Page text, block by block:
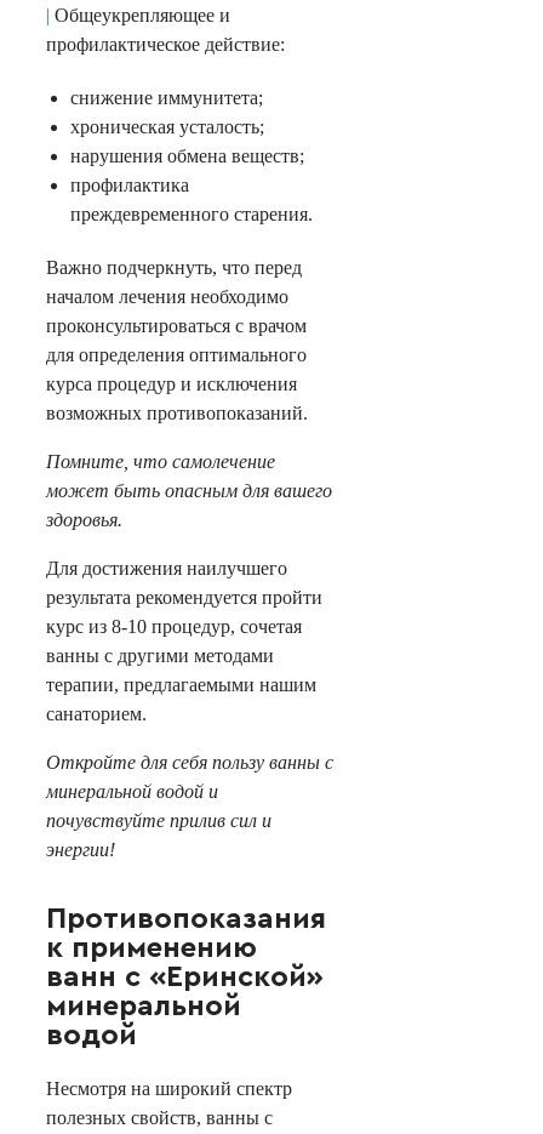
| Общеукрепляющее и
профилактическое действие:
снижение иммунитета;
хроническая усталость;
нарушения обмена веществ;
профилактика
преждевременного старения.
Важно подчеркнуть, что перед
началом лечения необходимо
проконсультироваться с врачом
для определения оптимального
курса процедур и исключения
возможных противопоказаний.
Помните, что самолечение
может быть опасным для вашего
здоровья.
Для достижения наилучшего
результата рекомендуется пройти
курс из 8-10 процедур, сочетая
ванны с другими методами
терапии, предлагаемыми нашим
санаторием.
Откройте для себя пользу ванны с
минеральной водой и
почувствуйте прилив сил и
энергии!
Противопоказания
к применению
ванн с «Еринской»
минеральной
водой
Несмотря на широкий спектр
полезных свойств, ванны с